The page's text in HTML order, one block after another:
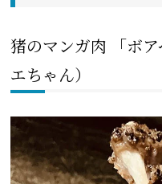
猪のマンガ肉 「ボ
エちゃん）